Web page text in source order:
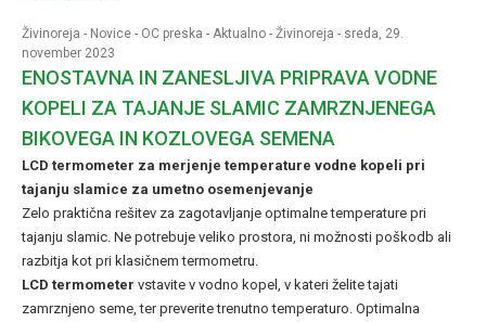
Živinoreja - Novice - OC preska - Aktualno - Živinoreja - sreda, 29.
november 2023
ENOSTAVNA IN ZANESLJIVA PRIPRAVA VODNE
KOPELI ZA TAJANJE SLAMIC ZAMRZNJENEGA
BIKOVEGA IN KOZLOVEGA SEMENA
LCD termometer za merjenje temperature vodne kopeli pri
tajanju slamice za umetno osemenjevanje
Zelo praktična rešitev za zagotavljanje optimalne temperature pri
tajanju slamic. Ne potrebuje veliko prostora, ni možnosti poškodb ali
razbitja kot pri klasičnem termometru.
LCD termometer vstavite v vodno kopel, v kateri želite tajati
zamrznjeno seme, ter preverite trenutno temperaturo. Optimalna